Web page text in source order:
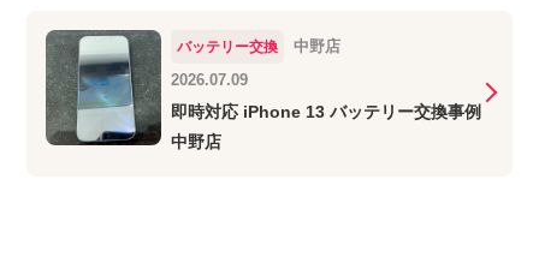
バッテリー交換
中野店
2026.07.09
即時対応 iPhone 13 バッテリー交換事例
中野店